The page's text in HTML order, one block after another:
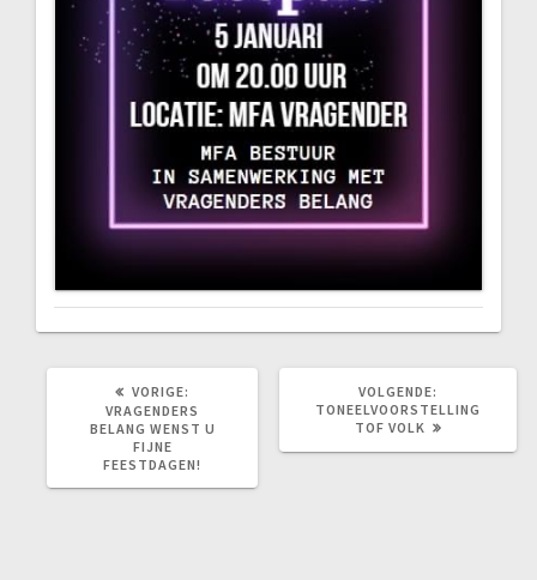
VORIGE:
BERICHT:
VRAGENDERS
BELANG WENST U
FIJNE
FEESTDAGEN!
VOLGENDE:
BERICHT:
TONEELVOORSTELLING
TOF VOLK